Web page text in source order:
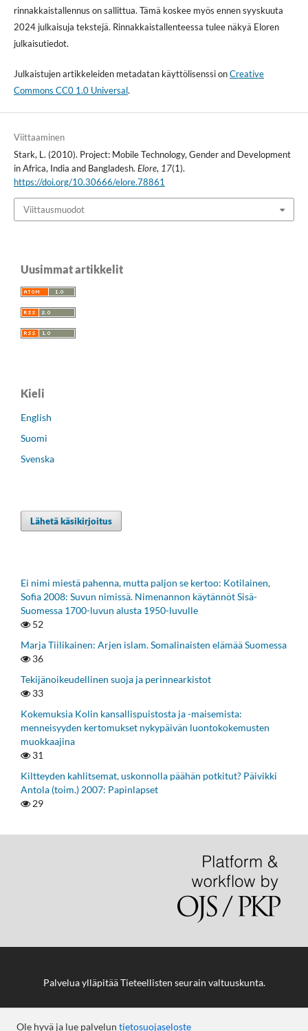
rinnakkaistallennus on sallittua. Tämä koskee myös ennen syyskuuta
2024 julkaisuja tekstejä. Rinnakkaistallenteessa tulee näkyä Eloren
julkaisutiedot.
Julkaistujen artikkeleiden metadatan käyttölisenssi onCreative
Commons CC0 1.0 Universal.
Viittaaminen
Stark, L. (2010). Project: Mobile Technology, Gender and Development
in Africa, India and Bangladesh. Elore, 17(1).
https://doi.org/10.30666/elore.78861
Viittausmuodot
Uusimmat artikkelit
Kieli
English
Suomi
Svenska
Lähetä käsikirjoitus
Ei nimi miestä pahenna, mutta paljon se kertoo: Kotilainen,
Sofia 2008: Suvun nimissä. Nimenannon käytännöt Sisä-
Suomessa 1700-luvun alusta 1950-luvulle
52
Marja Tiilikainen: Arjen islam. Somalinaisten elämää Suomessa
36
Tekijänoikeudellinen suoja ja perinnearkistot
33
Kokemuksia Kolin kansallispuistosta ja -maisemista:
menneisyyden kertomukset nykypäivän luontokokemusten
muokkaajina
31
Kiltteyden kahlitsemat, uskonnolla päähän potkitut? Päivikki
Antola (toim.) 2007: Papinlapset
29
Ole hyvä ja lue palvelun tietosuojaseloste
Palvelua ylläpitääTieteellisten seurain valtuuskunta.